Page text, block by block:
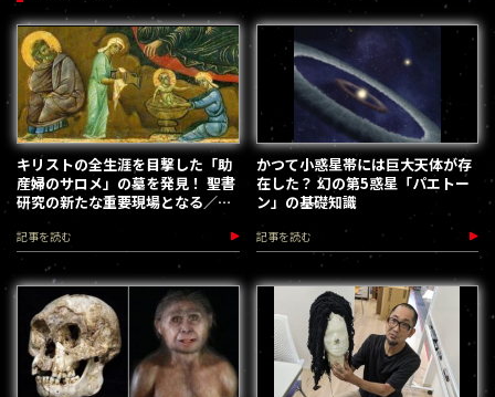
キリストの全生涯を目撃した「助
産婦のサロメ」の墓を発見！ 聖書
研究の新たな重要現場となる／仲
田しんじ
記事を読む
かつて小惑星帯には巨大天体が存
在した？ 幻の第5惑星「パエトー
ン」の基礎知識
記事を読む